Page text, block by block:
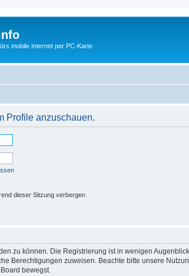
mobile Internet per PC-Karte
Profile anzuschauen.
dieser Sitzung verbergen
zu können. Die Registrierung ist in wenigen
Berechtigungen zuweisen. Beachte bitte unsere
bewegst.